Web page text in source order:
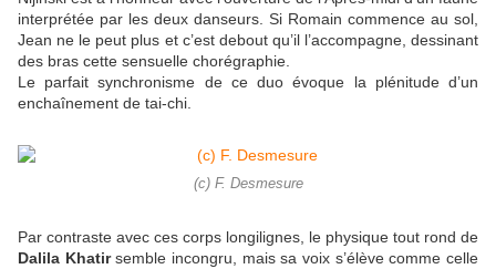
interprétée par les deux danseurs. Si Romain commence au sol,
Jean ne le peut plus et c’est debout qu’il l’accompagne, dessinant
des bras cette sensuelle chorégraphie.
Le parfait synchronisme de ce duo évoque la plénitude d’un
enchaînement de tai-chi.
(c) F. Desmesure
Par contraste avec ces corps longilignes, le physique tout rond de
Dalila Khatirsemble incongru, mais sa voix s’élève comme celle